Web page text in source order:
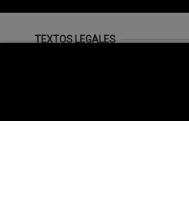
TEXTOS LEGALES